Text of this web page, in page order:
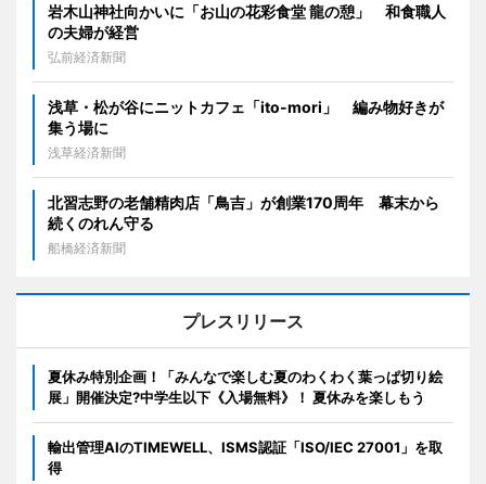
岩木山神社向かいに「お山の花彩食堂 龍の憩」 和食職人
の夫婦が経営
弘前経済新聞
浅草・松が谷にニットカフェ「ito-mori」 編み物好きが
集う場に
浅草経済新聞
北習志野の老舗精肉店「鳥吉」が創業170周年 幕末から
続くのれん守る
船橋経済新聞
プレスリリース
夏休み特別企画！「みんなで楽しむ夏のわくわく葉っぱ切り絵
展」開催決定?中学生以下《入場無料》！ 夏休みを楽しもう
輸出管理AIのTIMEWELL、ISMS認証「ISO/IEC 27001」を取
得